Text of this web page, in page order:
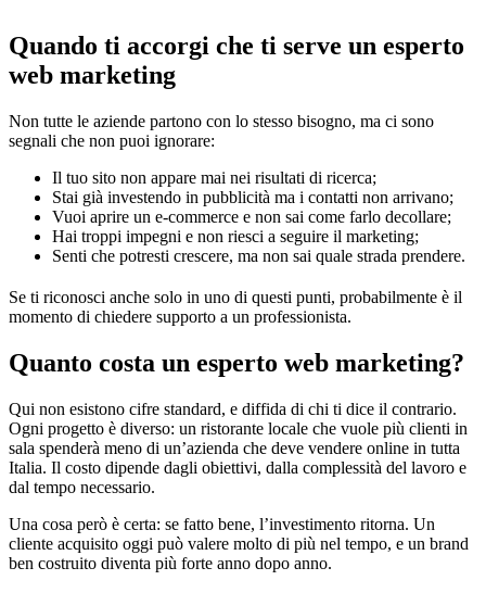
Quando ti accorgi che ti serve un esperto
web marketing
Non tutte le aziende partono con lo stesso bisogno, ma ci sono
segnali che non puoi ignorare:
Il tuo sito non appare mai nei risultati di ricerca;
Stai già investendo in pubblicità ma i contatti non arrivano;
Vuoi aprire un e-commerce e non sai come farlo decollare;
Hai troppi impegni e non riesci a seguire il marketing;
Senti che potresti crescere, ma non sai quale strada prendere.
Se ti riconosci anche solo in uno di questi punti, probabilmente è il
momento di chiedere supporto a un professionista.
Quanto costa un esperto web marketing?
Qui non esistono cifre standard, e diffida di chi ti dice il contrario.
Ogni progetto è diverso: un ristorante locale che vuole più clienti in
sala spenderà meno di un’azienda che deve vendere online in tutta
Italia. Il costo dipende dagli obiettivi, dalla complessità del lavoro e
dal tempo necessario.
Una cosa però è certa: se fatto bene, l’investimento ritorna. Un
cliente acquisito oggi può valere molto di più nel tempo, e un brand
ben costruito diventa più forte anno dopo anno.